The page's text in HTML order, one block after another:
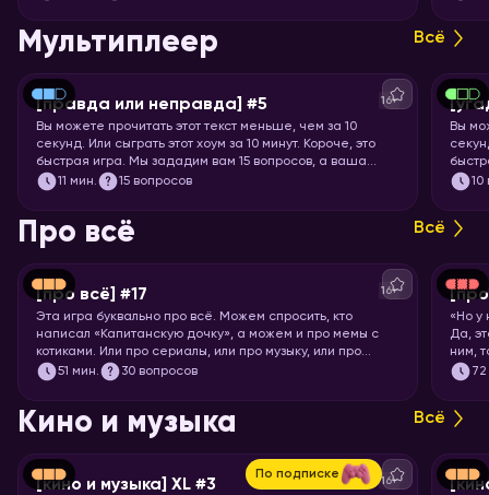
Мультиплеер Всё
[правда или неправда] #5 16+
Вы можете прочитать этот текст меньше, чем за 10
секунд. Или сыграть этот хоум за 10 минут. Короче, это
быстрая игра. Мы зададим вам 15 вопросов, а ваша
задача – угадать, правда это или нет.
11 мин. 15 вопросов
Вы
10
Про всё Всё
[про всё] #17 16+
Эта игра буквально про всё. Можем спросить, кто
написал «Капитанскую дочку», а можем и про мемы с
котиками. Или про сериалы, или про музыку, или про
технологии. Короче, никаких специфических знаний не
кругозор. Погнали играть!
51 мин. 30 вопросов
[про
«Но у
Да,
ним,
72
Кино и музыка Всё
По подписке
[кино и музыка] XL #3 16+